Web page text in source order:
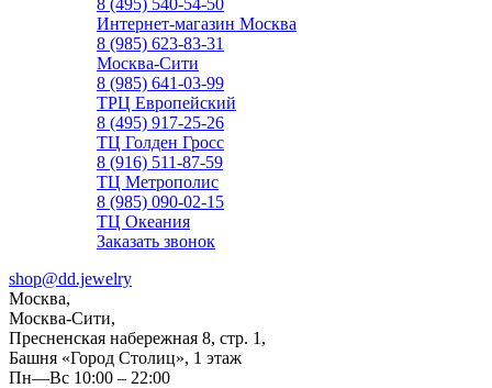
8 (495) 540-54-50
Интернет-магазин Москва
8 (985) 623-83-31
Москва-Сити
8 (985) 641-03-99
ТРЦ Европейский
8 (495) 917-25-26
ТЦ Голден Гросс
8 (916) 511-87-59
ТЦ Метрополис
8 (985) 090-02-15
ТЦ Океания
Заказать звонок
shop@dd.jewelry
Москва,
Москва-Сити,
Пресненская набережная 8, стр. 1,
Башня «Город Столиц», 1 этаж
Пн—Вс 10:00 – 22:00